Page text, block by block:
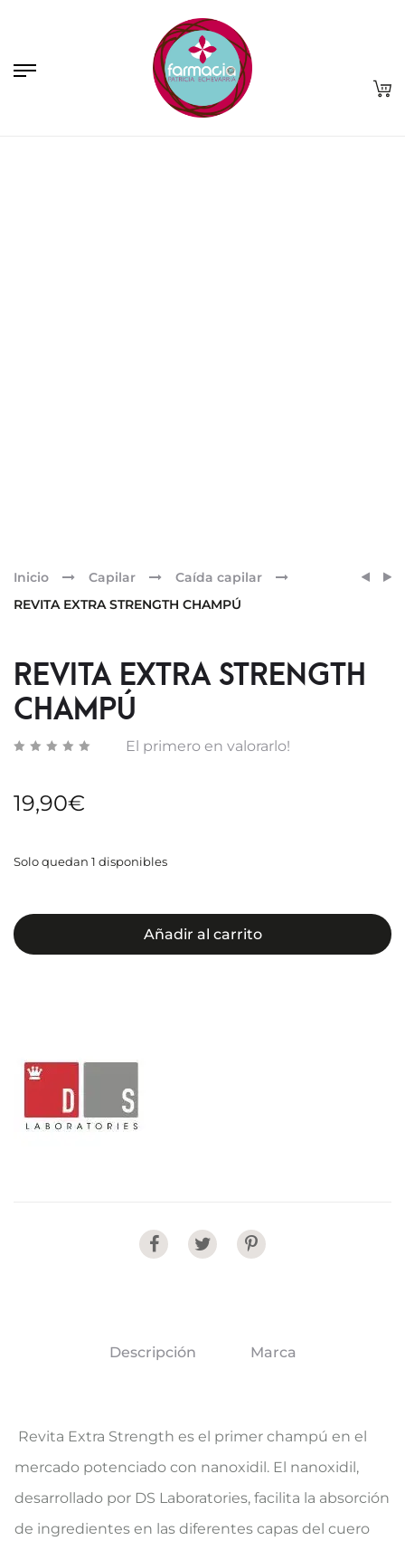
Inicio Capilar
Caída capilar
REVITA EXTRA STRENGTH CHAMPÚ
REVITA EXTRA STRENGTH
CHAMPÚ
El primero en valorarlo!
19,90€
Solo quedan 1 disponibles
Añadir al carrito
Share
Descripción Marca
Revita Extra Strength es el primer champú en el
mercado potenciado con nanoxidil. El nanoxidil,
desarrollado por DS Laboratories, facilita la absorción
de ingredientes en las diferentes capas del cuero